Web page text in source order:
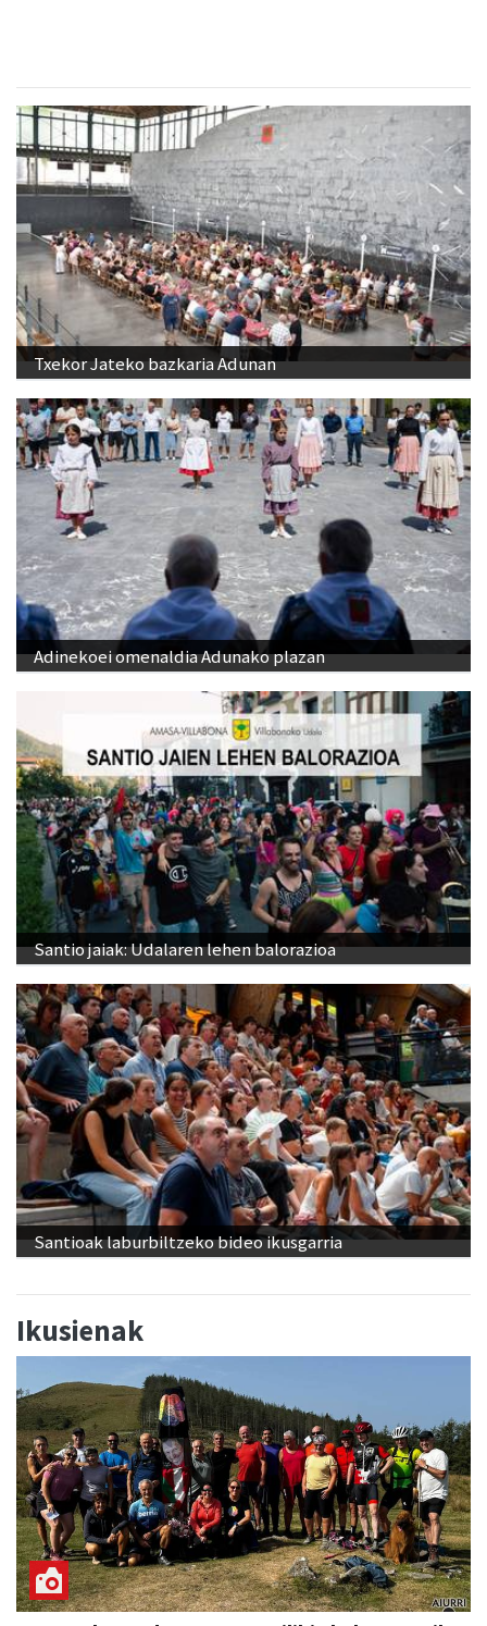
Txekor Jateko bazkaria Adunan
Adinekoei omenaldia Adunako plazan
Santio jaiak: Udalaren lehen balorazioa
Santioak laburbiltzeko bideo ikusgarria
Ikusienak